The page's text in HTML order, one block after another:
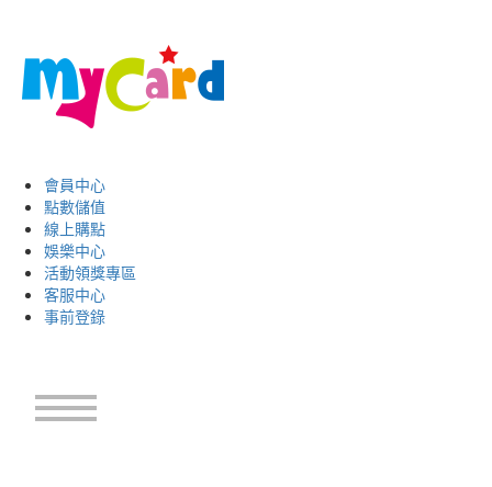
會員中心
點數儲值
線上購點
娛樂中心
活動領獎專區
客服中心
事前登錄